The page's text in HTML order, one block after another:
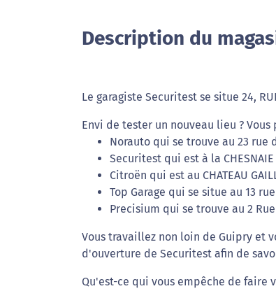
Description du
Le garagiste Securitest se situe 24,
Envi de tester un nouveau lieu ?
Norauto qui se trouve au 23 rue
Securitest qui est à la
Citroën qui est au CHATEAU
Top Garage qui se situe au 13
Precisium qui se trouve au 2
Vous travaillez non loin de Guipry et
d'ouverture de Securitest afin de
Qu'est-ce qui vous empêche de faire